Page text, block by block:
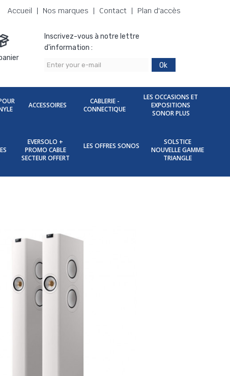
Accueil Nos marques Contact Plan d'accès
Inscrivez-vous à notre lettre
d'information :
Ok
ACCESSOIRES
CABLERIE -
CONNECTIQUE
LES OCCASIONS ET
EXPOSITIONS
SONOR PLUS
EVERSOLO +
PROMO CABLE
SECTEUR OFFERT
LES OFFRES SONOS
SOLSTICE
NOUVELLE GAMME
TRIANGLE